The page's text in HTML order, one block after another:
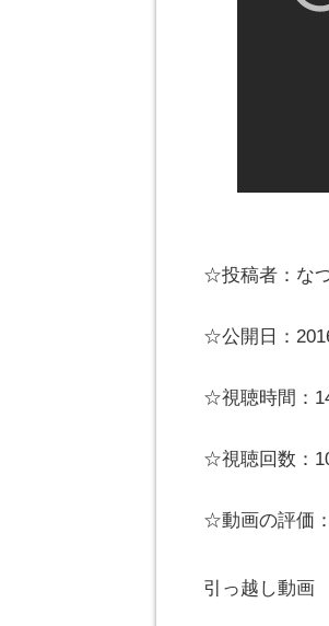
☆投稿者：な
☆公開日：
☆視聴時間：
☆視聴回数：
☆動画の評価
引っ越し動画